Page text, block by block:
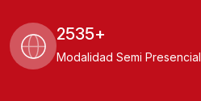
2535+
Modalidad Semi Presencial